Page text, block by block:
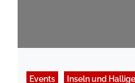
Events Inseln und